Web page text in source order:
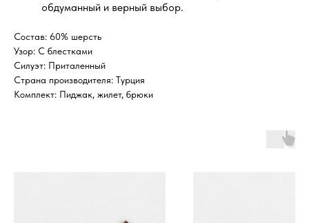
обдуманный и верный выбор.
Состав: 60% шерсть
Узор: С блестками
Силуэт: Приталенный
Страна производителя: Турция
Комплект: Пиджак, жилет, брюки